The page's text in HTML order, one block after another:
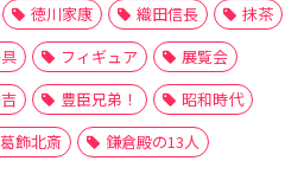
徳川家康 織田信長
抹茶
フィギュア
展覧会
豊臣兄弟！
昭和時代
葛飾北斎 鎌倉殿の13人